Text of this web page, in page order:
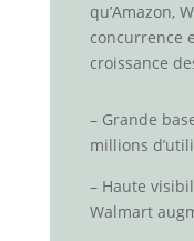
qu’Amazon,
concurrence
croissance
– Grande
millions
– Haute
Walmart